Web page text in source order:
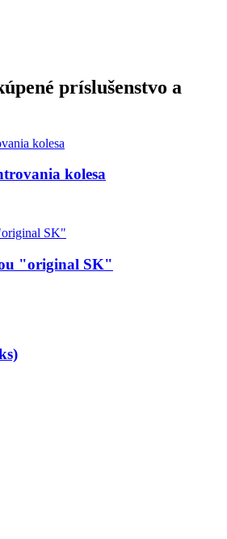
príslušenstvo a
kolesa
"original SK"